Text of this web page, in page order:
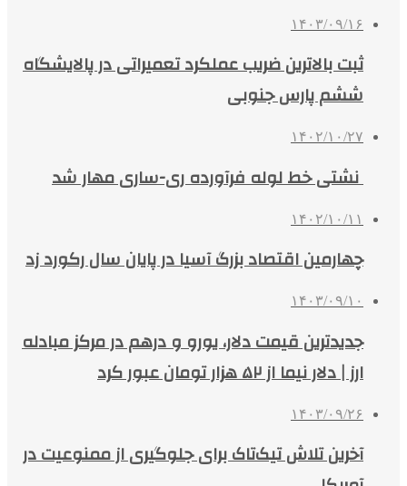
۱۴۰۳/۰۹/۱۶
ثبت بالاترین ضریب عملکرد تعمیراتی در پالایشگاه
ششم پارس جنوبی
۱۴۰۲/۱۰/۲۷
نشتی خط لوله فرآورده ری-ساری مهار شد
۱۴۰۲/۱۰/۱۱
چهارمین اقتصاد بزرگ آسیا در پایان سال رکورد زد
۱۴۰۳/۰۹/۱۰
جدیدترین قیمت دلار، یورو و درهم در مرکز مبادله
ارز | دلار نیما از ۵۲ هزار تومان عبور کرد
۱۴۰۳/۰۹/۲۶
آخرین تلاش تیک‌تاک برای جلوگیری از ممنوعیت در